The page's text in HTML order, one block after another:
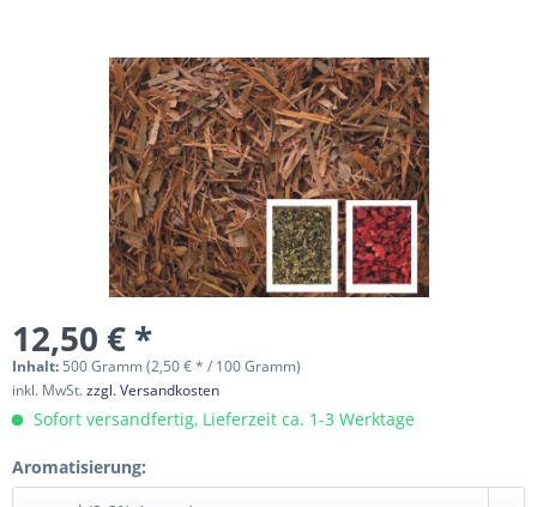
12,50 € *
Inhalt: 500 Gramm (2,50 € * / 100 Gramm)
inkl. MwSt.zzgl. Versandkosten
Sofort versandfertig, Lieferzeit ca. 1-3 Werktage
Aromatisierung: